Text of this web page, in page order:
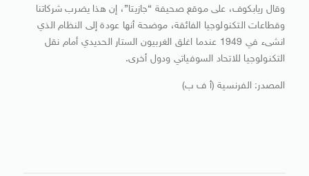
وقال ريابكوف، على موقع صحيفة “جازيتا”، إن هذا يضرب شركاتنا
وقطاعات التكنولوجيا الفائقة، موضحة أنها عودة إلى النظام الذي
انشىء في 1949 عندما اغلق الغربيون الستار الحديدي أمام نقل
التكنولوجيا للاتحاد السوفياتي ودول أخرى.
المصدر: الفرنسية (أ ف ب)